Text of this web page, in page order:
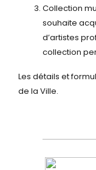
Collection
souhaite
d’artistes
collection
Les détails et
de la Ville.